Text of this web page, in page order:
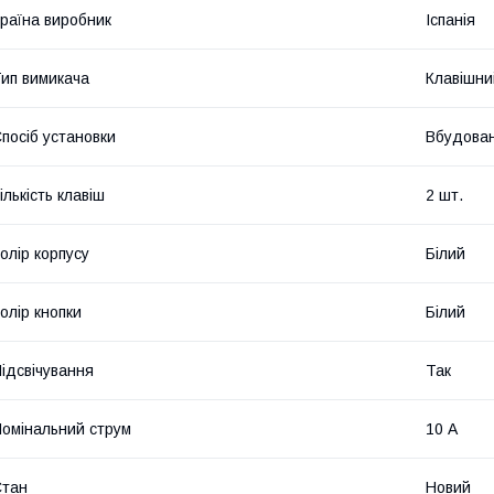
виробник Іспанія
вимикача
установки
клавіш 2 шт.
корпусу Білий
кнопки Білий
Так
струм 10 А
Новий